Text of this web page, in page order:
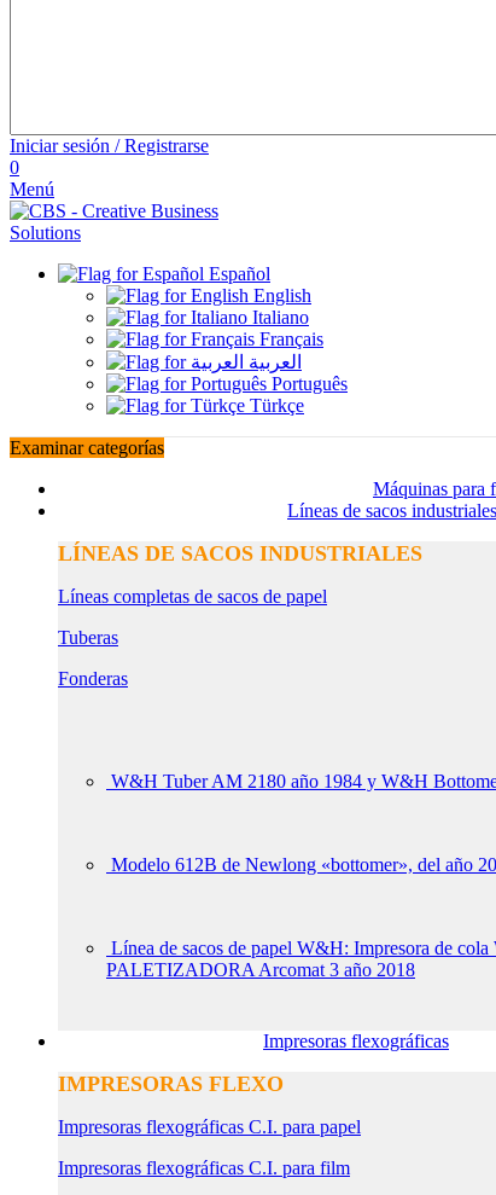
Iniciar sesión / Registrarse
0
Menú
Español
English
Italiano
Français
العربية
Português
Türkçe
Examinar categorías
Máquinas para
Líneas de sacos industriales
LÍNEAS DE SACOS INDUSTRIALES
Líneas completas de sacos de papel
Tuberas
Fonderas
W&H Tuber AM 2180 año 1984 y W&H
Modelo 612B de Newlong «bottomer», del año
Línea de sacos de papel W&H: Impresora de
PALETIZADORA Arcomat 3 año 2018
Impresoras flexográficas
IMPRESORAS FLEXO
Impresoras flexográficas C.I. para papel
Impresoras flexográficas C.I. para film